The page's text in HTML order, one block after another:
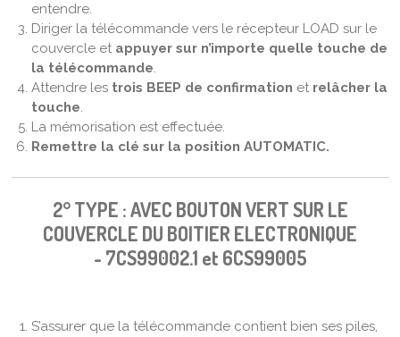
entendre.
Diriger la télécommande vers le récepteur LOAD sur le
couvercle et appuyer sur n’importe quelle touche de
la télécommande.
Attendre les trois BEEP de confirmation et relâcher la
touche.
La mémorisation est effectuée.
Remettre la clé sur la position AUTOMATIC.
2° TYPE : AVEC BOUTON VERT SUR LE
COUVERCLE DU BOITIER ELECTRONIQUE
- 7CS99002.1 et 6CS99005
S’assurer que la télécommande contient bien ses piles,